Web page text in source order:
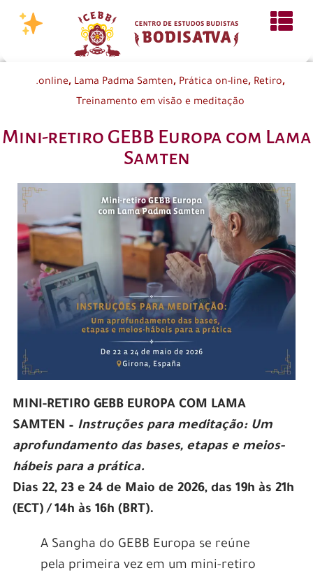
.online, Lama Padma Samten, Prática on-line, Retiro,
Treinamento em visão e meditação
Mini-retiro GEBB Europa com Lama
Samten
MINI-RETIRO GEBB EUROPA COM LAMA
SAMTEN – Instruções para meditação: Um
aprofundamento das bases, etapas e meios-
hábeis para a prática.
Dias 22, 23 e 24 de Maio de 2026, das 19h às 21h
(ECT) / 14h às 16h (BRT).
A Sangha do GEBB Europa se reúne
pela primeira vez em um mini-retiro